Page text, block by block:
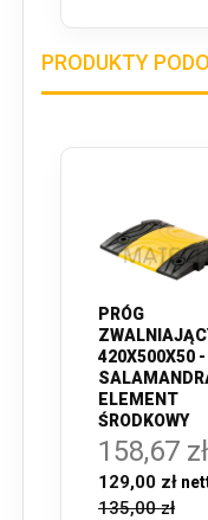
PRODUKTY
PRÓG
420X500X50 -
ELEMENT
ŚRODKOWY
158,67 zł
129,00 zł
135,00 zł